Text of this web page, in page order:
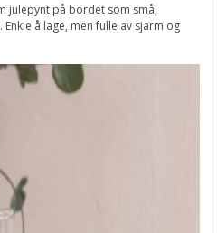
julepynt på bordet som små,
å lage, men fulle av sjarm og